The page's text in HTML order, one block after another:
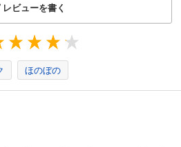
レビューを書く
ほのぼの